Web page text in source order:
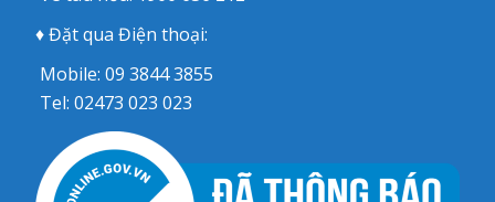
♦ Đặt qua Điện thoại:
Mobile:09 3844 3855
Tel:02473 023 023